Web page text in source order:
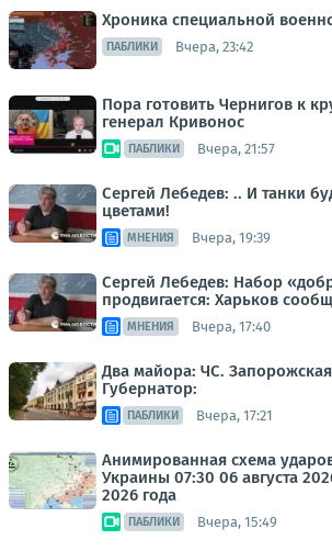
Хроника специальной
ПАБЛИКИ Вчера, 23:42
Пора готовить Чернигов к
генерал Кривонос
ПАБЛИКИ Вчера, 21:57
Сергей Лебедев: .. И танки
цветами!
МНЕНИЯ Вчера, 19:39
Сергей Лебедев: Набор
продвигается: Харьков
МНЕНИЯ Вчера, 17:40
Два майора: ЧС.
Губернатор:
ПАБЛИКИ Вчера, 17:21
Анимированная схема
Украины 07:30 06 августа
2026 года
ПАБЛИКИ Вчера, 15:49